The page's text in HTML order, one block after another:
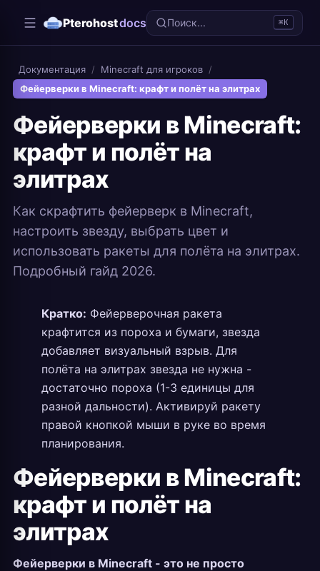
Pterohostdocs Поиск... ⌘K
Документация / Minecraft для игроков /
Фейерверки в Minecraft: крафт и полёт на элитрах
Фейерверки в Minecraft:
крафт и полёт на
элитрах
Как скрафтить фейерверк в Minecraft,
настроить звезду, выбрать цвет и
использовать ракеты для полёта на элитрах.
Подробный гайд 2026.
Кратко: Фейерверочная ракета
крафтится из пороха и бумаги, звезда
добавляет визуальный взрыв. Для
полёта на элитрах звезда не нужна -
достаточно пороха (1-3 единицы для
разной дальности). Активируй ракету
правой кнопкой мыши в руке во время
планирования.
Фейерверки в Minecraft:
крафт и полёт на
элитрах
Фейерверки в Minecraft - это не просто